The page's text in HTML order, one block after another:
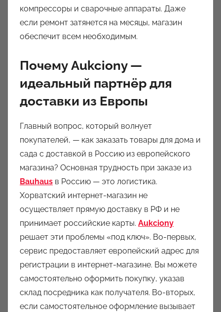
компрессоры и сварочные аппараты. Даже
если ремонт затянется на месяцы, магазин
обеспечит всем необходимым.
Почему Aukciony —
идеальный партнёр для
доставки из Европы
Главный вопрос, который волнует
покупателей, — как заказать товары для дома и
сада с доставкой в Россию из европейского
магазина? Основная трудность при заказе из
Bauhaus в Россию — это логистика.
Хорватский интернет-магазин не
осуществляет прямую доставку в РФ и не
принимает российские карты. Aukciony
решает эти проблемы «под ключ». Во-первых,
сервис предоставляет европейский адрес для
регистрации в интернет-магазине. Вы можете
самостоятельно оформить покупку, указав
склад посредника как получателя. Во-вторых,
если самостоятельное оформление вызывает